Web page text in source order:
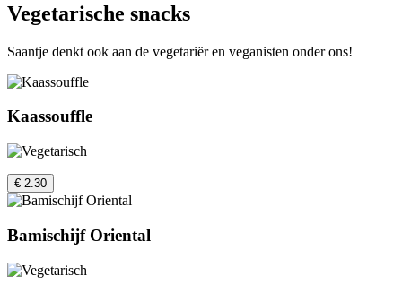
Vegetarische snacks
Saantje denkt ook aan de vegetariër en veganisten onder ons!
Kaassouffle
€ 2.30
Bamischijf Oriental